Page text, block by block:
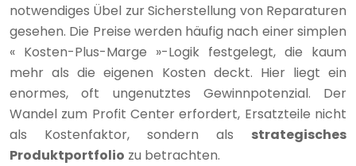
notwendiges Übel zur Sicherstellung von Reparaturen
gesehen. Die Preise werden häufig nach einer simplen
« Kosten-Plus-Marge »-Logik festgelegt, die kaum
mehr als die eigenen Kosten deckt. Hier liegt ein
enormes, oft ungenutztes Gewinnpotenzial. Der
Wandel zum Profit Center erfordert, Ersatzteile nicht
als Kostenfaktor, sondern als strategisches
Produktportfolio zu betrachten.